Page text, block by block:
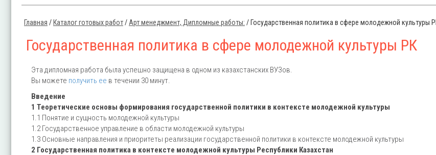
Главная / Каталог готовых работ/ Арт менеджмент, Дипломные работы: / Государственная политика в сфере молодежной культуры
Государственная политика в сфере молодежной культуры РК
Эта дипломная работа была успешно защищена в одном из казахстанских ВУЗов.
Вы можете получить ее в течении 30 минут.
Введение
1 Теоретические основы формирования государственной политики в контексте молодежной культуры
1.1 Понятие и сущность молодежной культуры
1.2 Государственное управление в области молодежной культуры
1.3 Основные направления и приоритеты реализации государственной политики в контексте молодежной культуры
2 Государственная политика в контексте молодежной культуры Республики Казахстан